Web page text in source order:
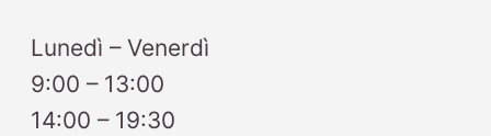
Lunedì – Venerdì
9:00 – 13:00
14:00 – 19:30